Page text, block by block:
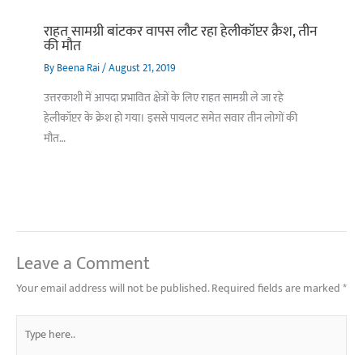
राहत सामग्री बांटकर वापस लौट रहा हेलीकॉप्टर क्रैश, तीन
की मौत
ByBeena Rai/August 21, 2019
उत्तरकाशी में आपदा प्रभावित क्षेत्रों के लिए राहत सामग्री ले जा रहे
हेलीकॉप्टर के क्रेश हो गया। इससे पायलट समेत सवार तीन लोगों की
मौत…
Leave a Comment
Your email address will not be published.Required fields are marked*
here..